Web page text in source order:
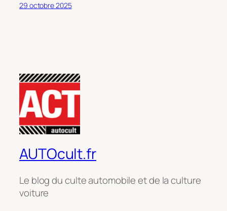
29 octobre 2025
AUTOcult.fr
Le blog du culte automobile et de la culture
voiture